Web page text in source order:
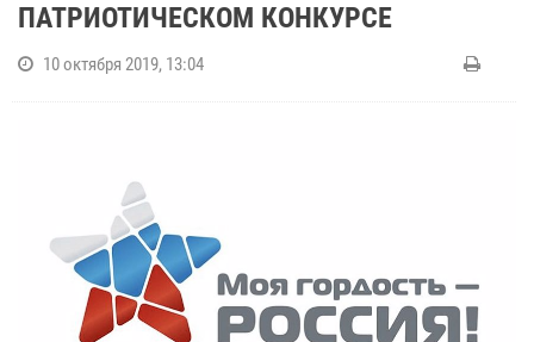
ПАТРИОТИЧЕСКОМ КОНКУРСЕ
10 октября 2019, 13:04